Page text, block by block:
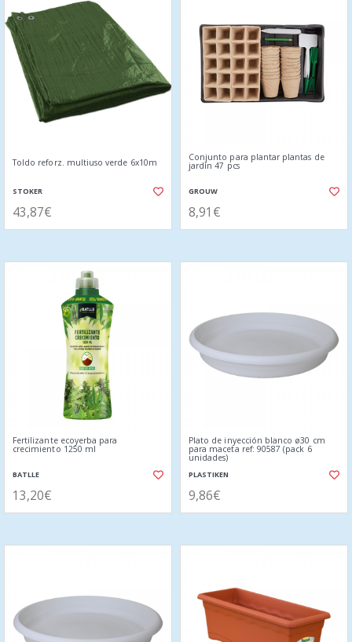
Toldo reforz. multiuso verde 6x10m
STOKER
43,87€
Conjunto para plantar plantas de
jardín 47 pcs
GROUW
8,91€
Fertilizante ecoyerba para
crecimiento 1250 ml
BATLLE
13,20€
Plato de inyección blanco ø30 cm
para maceta ref: 90587 (pack 6
unidades)
PLASTIKEN
9,86€